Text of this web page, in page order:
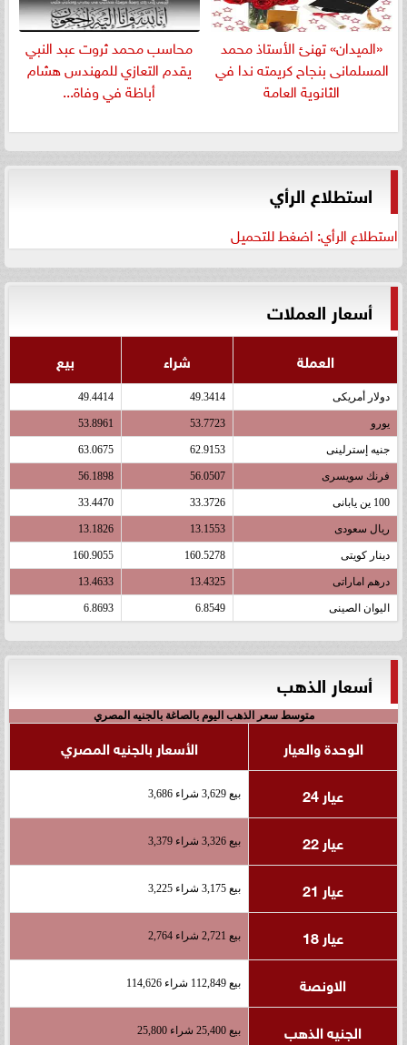
«الميدان» تهنئ الأستاذ محمد
المسلمانى بنجاح كريمته ندا في
الثانوية العامة
​محاسب محمد ثروت عبد النبي
يقدم التعازي للمهندس هشام
أباظة في وفاة...
استطلاع الرأي
استطلاع الرأي: اضغط للتحميل
أسعار العملات
العملة شراء بيع
دولار أمريكى 49.3414
49.4414
يورو 53.7723
53.8961
جنيه إسترلينى 62.9153
63.0675
فرنك سويسرى 56.0507
56.1898
100 ين يابانى 33.3726
33.4470
ريال سعودى 13.1553
13.1826
دينار كويتى 160.5278
160.9055
درهم اماراتى 13.4325
13.4633
اليوان الصينى 6.8549
6.8693
أسعار الذهب
متوسط سعر الذهب اليوم بالصاغة بالجنيه المصري
الوحدة والعيار
الأسعار بالجنيه المصري
عيار 24
بيع 3,629 شراء 3,686
عيار 22 بيع 3,326 شراء 3,379
عيار 21 بيع 3,175 شراء 3,225
عيار 18 بيع 2,721 شراء 2,764
الاونصة بيع 112,849 شراء 114,626
الجنيه الذهب بيع 25,400 شراء 25,800